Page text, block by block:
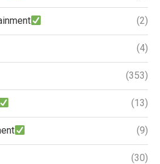
(2)
(4)
(353)
(13)
(9)
(30)